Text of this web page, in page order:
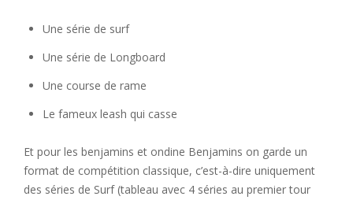
Une série de surf
Une série de Longboard
Une course de rame
Le fameux leash qui casse
Et pour les benjamins et ondine Benjamins on garde un
format de compétition classique, c’est-à-dire uniquement
des séries de Surf (tableau avec 4 séries au premier tour